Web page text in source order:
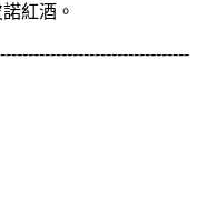
紅酒。